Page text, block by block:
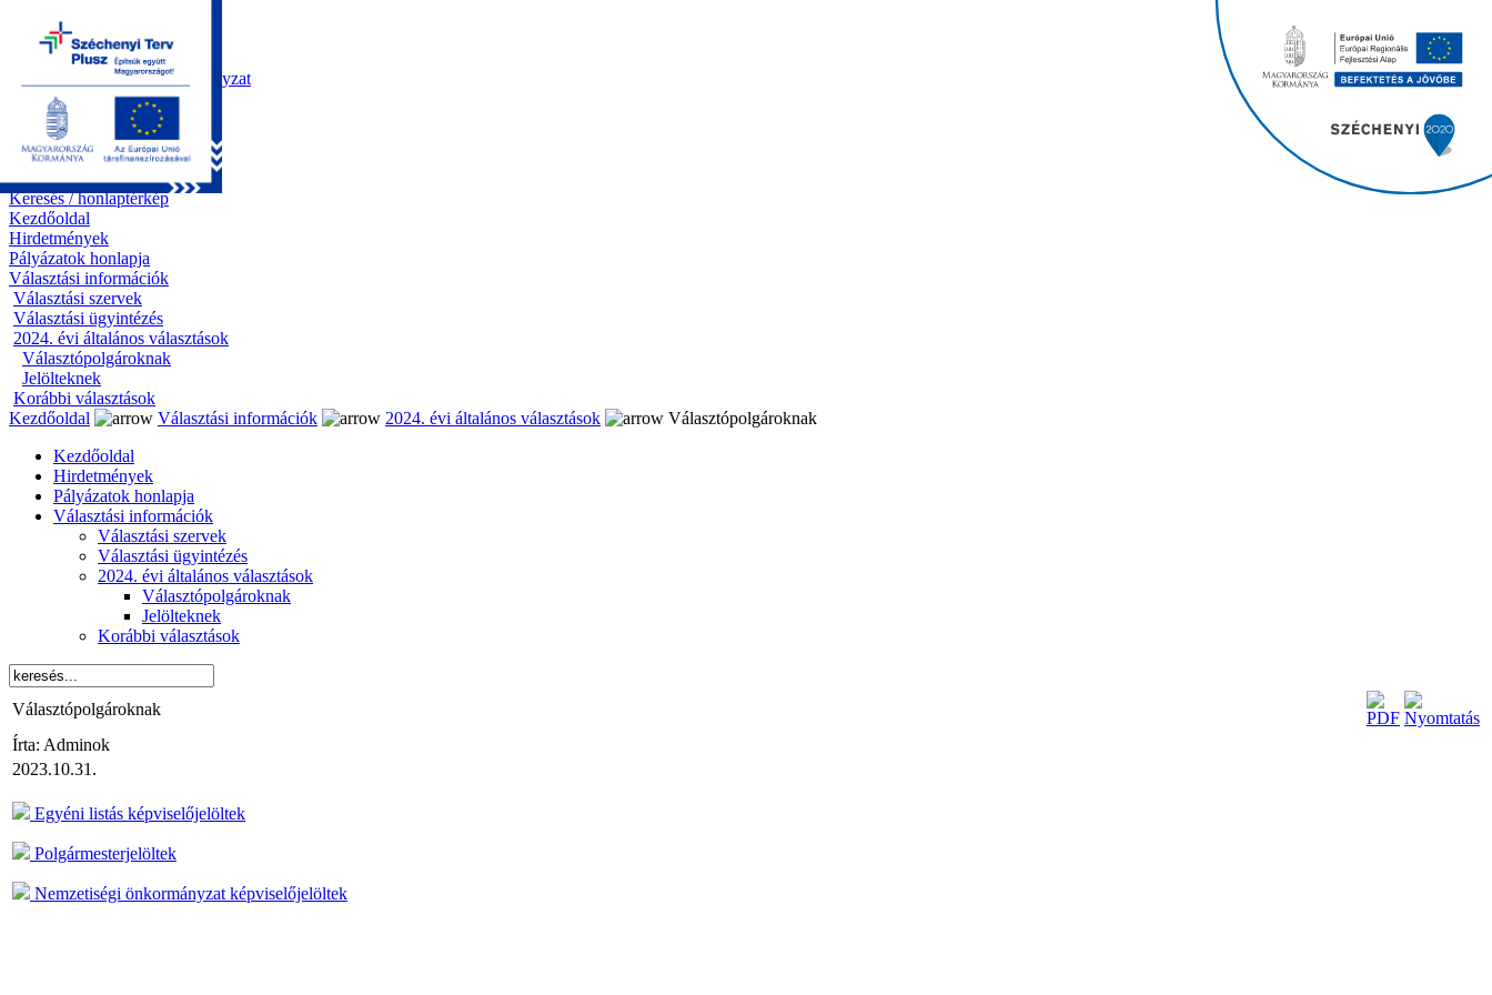
Kezdőoldal
Önkormányzat
Polgármesteri Hivatal
Roma Nemzetiségi Önkormányzat
Elektronikus ügyintézés
Közérdekű információk
Tiszapüspöki bemutatása
Pályázatok
Kapcsolat
Keresés / honlaptérkép
Kezdőoldal
Hirdetmények
Pályázatok honlapja
Választási információk
Választási szervek
Választási ügyintézés
2024. évi általános választások
Választópolgároknak
Jelölteknek
Korábbi választások
Kezdőoldal
Választási információk 2024. évi általános választások
Választópolgároknak
Kezdőoldal
Hirdetmények
Pályázatok honlapja
Választási információk
Választási szervek
Választási ügyintézés
2024. évi általános választások
Választópolgároknak
Jelölteknek
Korábbi választások
Választópolgároknak
Írta: Adminok
2023.10.31.
Egyéni listás képviselőjelöltek
Polgármesterjelöltek
Nemzetiségi önkormányzat képviselőjelöltek